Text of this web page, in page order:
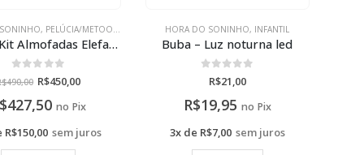
, PELÚCIA/METOO PROMOÇÕES
Buba – Kit Almofadas Elefante
de 5
490,00 R$450,00
427,50 no Pix
R$150,00 sem juros
HORA DO SONINHO, INFANTIL
Buba – Luz noturna led
de 5
R$21,00
R$19,95 no Pix
3x de R$7,00 sem juros